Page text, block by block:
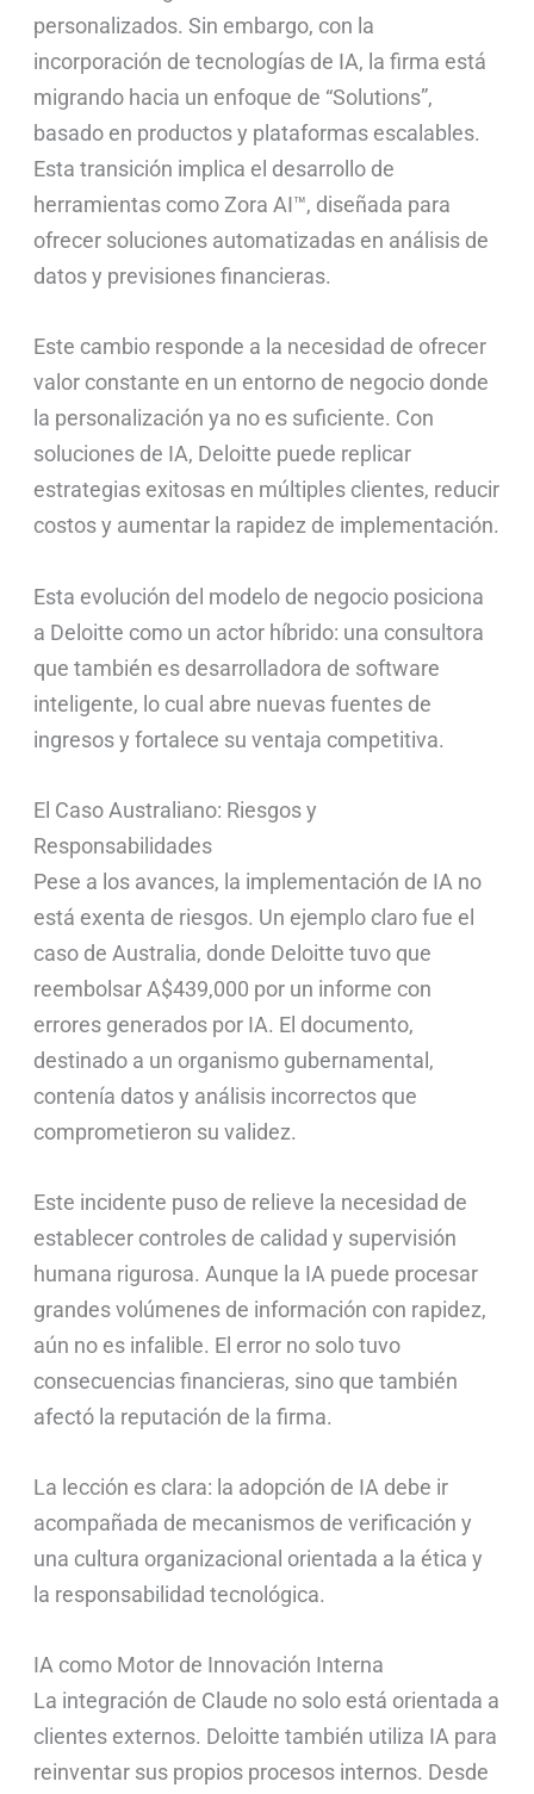
personalizados. Sin embargo, con la
incorporación de tecnologías de IA, la firma está
migrando hacia un enfoque de “Solutions”,
basado en productos y plataformas escalables.
Esta transición implica el desarrollo de
herramientas como Zora AI™, diseñada para
ofrecer soluciones automatizadas en análisis de
datos y previsiones financieras.
Este cambio responde a la necesidad de ofrecer
valor constante en un entorno de negocio donde
la personalización ya no es suficiente. Con
soluciones de IA, Deloitte puede replicar
estrategias exitosas en múltiples clientes, reducir
costos y aumentar la rapidez de implementación.
Esta evolución del modelo de negocio posiciona
a Deloitte como un actor híbrido: una consultora
que también es desarrolladora de software
inteligente, lo cual abre nuevas fuentes de
ingresos y fortalece su ventaja competitiva.
El Caso Australiano: Riesgos y
Responsabilidades
Pese a los avances, la implementación de IA no
está exenta de riesgos. Un ejemplo claro fue el
caso de Australia, donde Deloitte tuvo que
reembolsar A$439,000 por un informe con
errores generados por IA. El documento,
destinado a un organismo gubernamental,
contenía datos y análisis incorrectos que
comprometieron su validez.
Este incidente puso de relieve la necesidad de
establecer controles de calidad y supervisión
humana rigurosa. Aunque la IA puede procesar
grandes volúmenes de información con rapidez,
aún no es infalible. El error no solo tuvo
consecuencias financieras, sino que también
afectó la reputación de la firma.
La lección es clara: la adopción de IA debe ir
acompañada de mecanismos de verificación y
una cultura organizacional orientada a la ética y
la responsabilidad tecnológica.
IA como Motor de Innovación Interna
La integración de Claude no solo está orientada a
clientes externos. Deloitte también utiliza IA para
reinventar sus propios procesos internos. Desde